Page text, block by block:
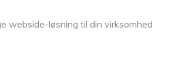
webside-løsning til din virksomhed